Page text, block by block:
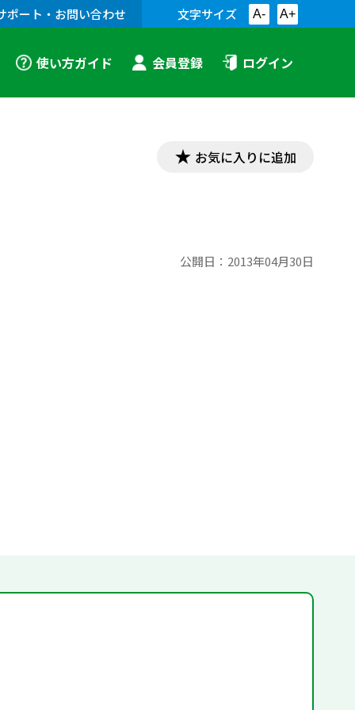
ポート・お問い合わせ 文字サイズ A- A+
使い方ガイド 会員登録 ログイン
お気に入りに追加
公開日： 2013年04月30日